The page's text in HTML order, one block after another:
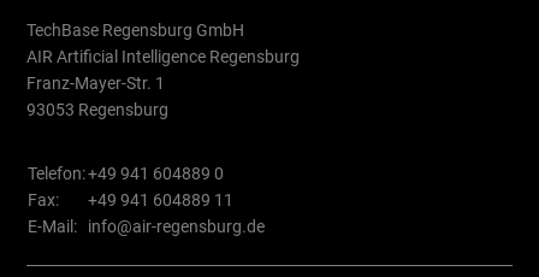
TechBase Regensburg GmbH
AIR Artificial Intelligence Regensburg
Franz-Mayer-Str. 1
93053 Regensburg
Telefon:
Fax:
E-Mail:
+49 941 604889 0
+49 941 604889 11
info@air-regensburg.de